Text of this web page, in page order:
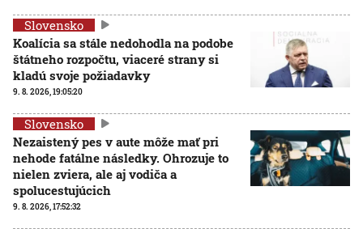
Slovensko
Koalícia sa stále nedohodla na podobe
štátneho rozpočtu, viaceré strany si
kladú svoje požiadavky
9. 8. 2026, 19:05:20
Slovensko
Nezaistený pes v aute môže mať pri
nehode fatálne následky. Ohrozuje to
nielen zviera, ale aj vodiča a
spolucestujúcich
9. 8. 2026, 17:52:32